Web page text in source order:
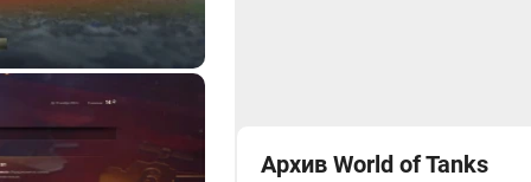
Архив World of Tanks